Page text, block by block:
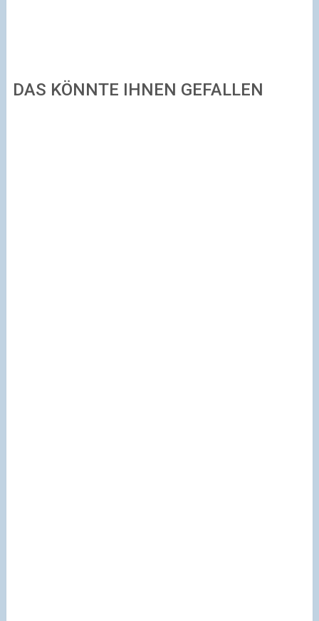
DAS KÖNNTE IHNEN GEFALLEN